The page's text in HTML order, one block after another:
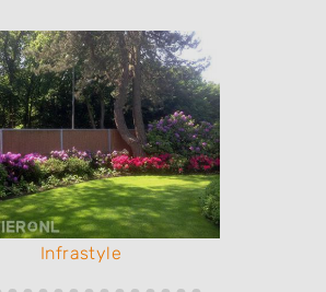
Infrastyle